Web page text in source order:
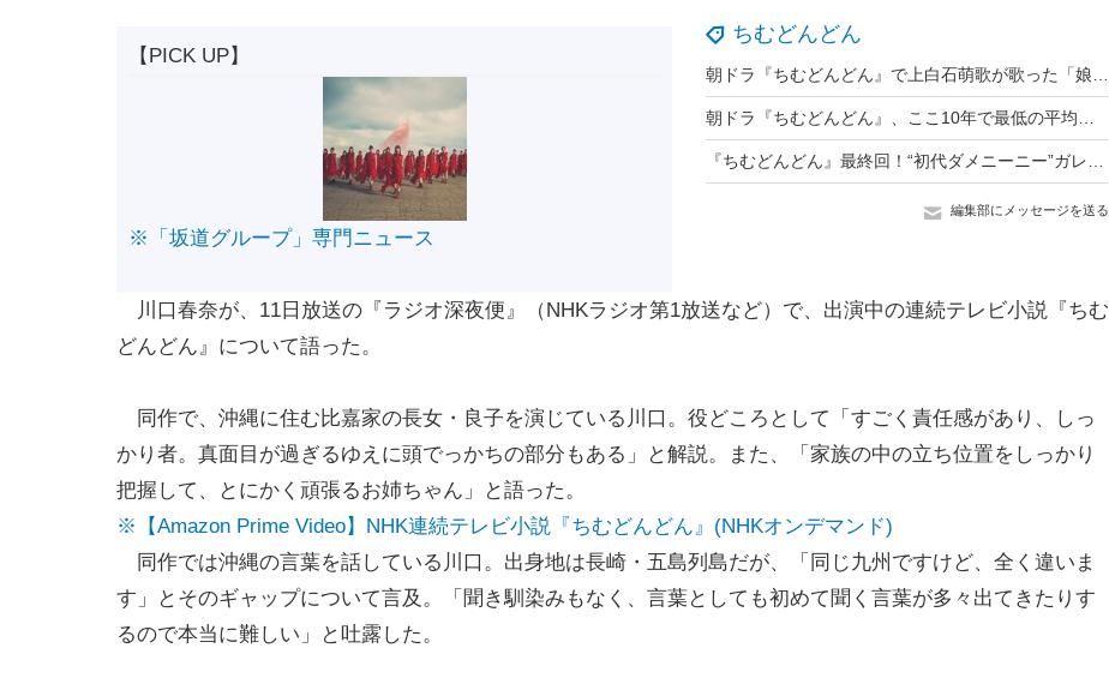
ちむどんどん
編集部にメッセージを送る
【PICK UP】
※「坂道グループ」専門ニュース
川口春奈が、11日放送の『ラジオ深夜便』（NHKラジオ第1放送など）で、出演中の連続テレビ小説『ちむ
どんどん』について語った。
同作で、沖縄に住む比嘉家の長女・良子を演じている川口。役どころとして「すごく責任感があり、しっ
かり者。真面目が過ぎるゆえに頭でっかちの部分もある」と解説。また、「家族の中の立ち位置をしっかり
把握して、とにかく頑張るお姉ちゃん」と語った。
※【Amazon Prime Video】NHK連続テレビ小説『ちむどんどん』(NHKオンデマンド)
同作では沖縄の言葉を話している川口。出身地は長崎・五島列島だが、「同じ九州ですけど、全く違いま
す」とそのギャップについて言及。「聞き馴染みもなく、言葉としても初めて聞く言葉が多々出てきたりす
るので本当に難しい」と吐露した。